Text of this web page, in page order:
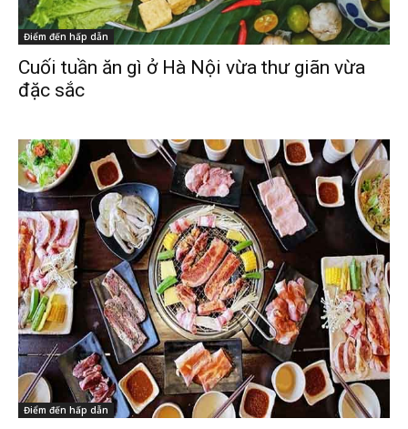
Điểm đến hấp dẫn
Cuối tuần ăn gì ở Hà Nội vừa thư giãn vừa
đặc sắc
Điểm đến hấp dẫn